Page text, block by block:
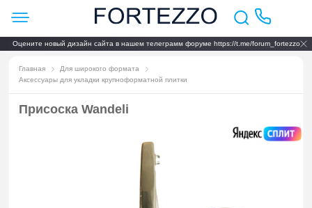
Оцените новый дизайн сайта в нашем телеграмм форуме https://t.me/forum_fortezzo
Главная
Для широкого формата
Аксессуары для укладки крупноформатной плитки
Присоска Wandeli